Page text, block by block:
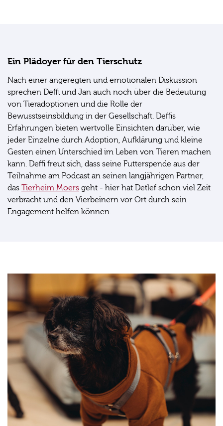
Ein Plädoyer für den Tierschutz
Nach einer angeregten und emotionalen Diskussion
sprechen Deffi und Jan auch noch über die Bedeutung
von Tieradoptionen und die Rolle der
Bewusstseinsbildung in der Gesellschaft. Deffis
Erfahrungen bieten wertvolle Einsichten darüber, wie
jeder Einzelne durch Adoption, Aufklärung und kleine
Gesten einen Unterschied im Leben von Tieren machen
kann. Deffi freut sich, dass seine Futterspende aus der
Teilnahme am Podcast an seinen langjährigen Partner,
das Tierheim Moers geht - hier hat Detlef schon viel Zeit
verbracht und den Vierbeinern vor Ort durch sein
Engagement helfen können.